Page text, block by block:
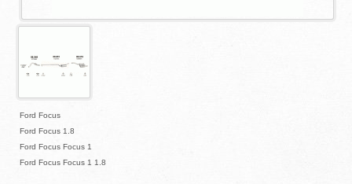
Ford Focus
Ford Focus 1.8
Ford Focus Focus 1
Ford Focus Focus 1 1.8